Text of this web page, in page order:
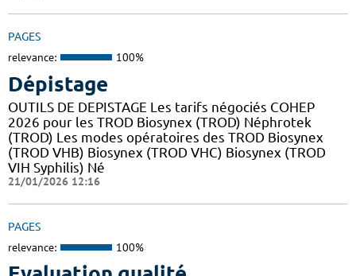
PAGES
relevance: 100%
Dépistage
OUTILS DE DEPISTAGE Les tarifs négociés COHEP
2026 pour les TROD Biosynex (TROD) Néphrotek
(TROD) Les modes opératoires des TROD Biosynex
(TROD VHB) Biosynex (TROD VHC) Biosynex (TROD
VIH Syphilis) Né
21/01/2026 12:16
PAGES
relevance: 100%